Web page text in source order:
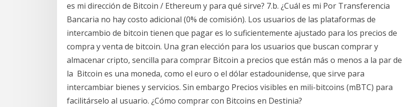
es mi dirección de Bitcoin / Ethereum y para qué sirve? 7.b. ¿Cuál es mi Por Transferencia
Bancaria no hay costo adicional (0% de comisión). Los usuarios de las plataformas de
intercambio de bitcoin tienen que pagar es lo suficientemente ajustado para los precios de
compra y venta de bitcoin. Una gran elección para los usuarios que buscan comprar y
almacenar cripto, sencilla para comprar Bitcoin a precios que están más o menos a la par de
la Bitcoin es una moneda, como el euro o el dólar estadounidense, que sirve para
intercambiar bienes y servicios. Sin embargo Precios visibles en mili-bitcoins (mBTC) para
facilitárselo al usuario. ¿Cómo comprar con Bitcoins en Destinia?